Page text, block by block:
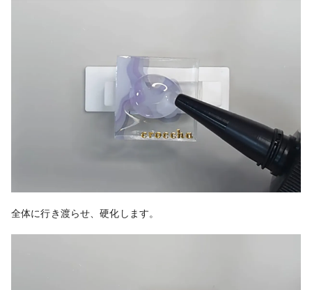
全体に行き渡らせ、硬化します。